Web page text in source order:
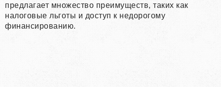
предлагает множество преимуществ, таких как
налоговые льготы и доступ к недорогому
финансированию.